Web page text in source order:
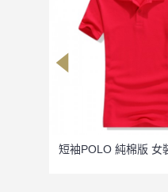
短袖POLO 純棉版 女